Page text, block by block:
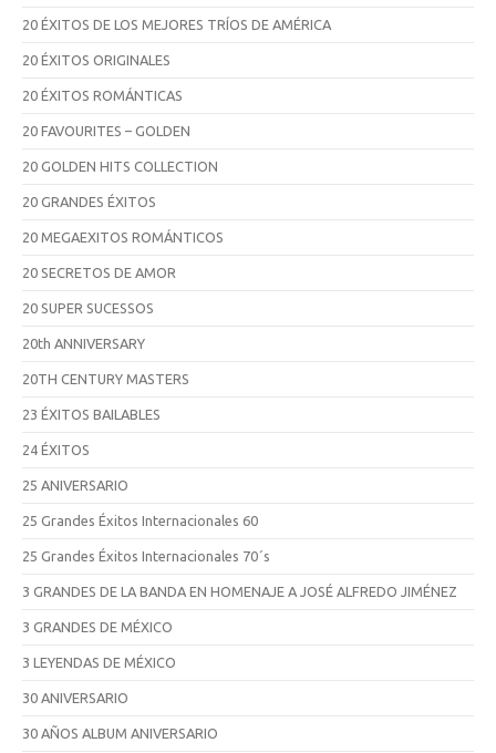
20 ÉXITOS DE LOS MEJORES TRÍOS DE AMÉRICA
20 ÉXITOS ORIGINALES
20 ÉXITOS ROMÁNTICAS
20 FAVOURITES – GOLDEN
20 GOLDEN HITS COLLECTION
20 GRANDES ÉXITOS
20 MEGAEXITOS ROMÁNTICOS
20 SECRETOS DE AMOR
20 SUPER SUCESSOS
20th ANNIVERSARY
20TH CENTURY MASTERS
23 ÉXITOS BAILABLES
24 ÉXITOS
25 ANIVERSARIO
25 Grandes Éxitos Internacionales 60
25 Grandes Éxitos Internacionales 70´s
3 GRANDES DE LA BANDA EN HOMENAJE A JOSÉ ALFREDO JIMÉNEZ
3 GRANDES DE MÉXICO
3 LEYENDAS DE MÉXICO
30 ANIVERSARIO
30 AÑOS ALBUM ANIVERSARIO